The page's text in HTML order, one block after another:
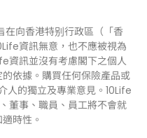
在向香港特别行政區（「香
資訊無意，也不應被視為
資訊並沒有考慮閣下之個人
依據。購買任何保險產品或
人的獨立及專業意見。10Life
董事、職員、員工將不會就
時性。